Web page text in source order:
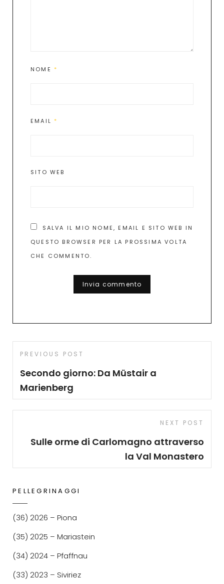
NOME *
EMAIL *
SITO WEB
SALVA IL MIO NOME, EMAIL E SITO WEB IN
QUESTO BROWSER PER LA PROSSIMA VOLTA
CHE COMMENTO.
T
N
A
T
V
:
Navigazione
articoli
Previous
Post
PREVIOUS POST
Secondo giorno: Da Müstair a
Marienberg
Post
NEXT POST
Sulle orme di Carlomagno attraverso
la Val Monastero
PELLEGRINAGGI
(36) 2026 – Piona
(35) 2025 – Mariastein
(34) 2024 – Pfaffnau
(33) 2023 – Siviriez